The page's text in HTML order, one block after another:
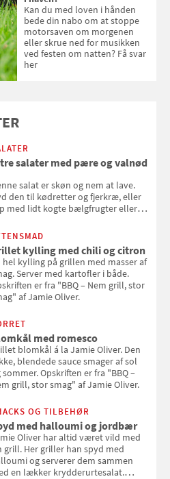
Kan du med loven i hånden
bede din nabo om at stoppe
motorsaven om morgenen
eller skrue ned for musikken
ved festen om natten? Få svar
her
salater med pære og valnød
salat er skøn og nem at lave.
den til kødretter og fjerkræ, eller
med lidt kogte bælgfrugter eller
måltid. Opskriften er fra
Lorangs kogebog "Salat".
kylling med chili og citron
hel kylling på grillen med masser af
Server med kartofler i både.
er fra "BBQ – Nem grill, stor
af Jamie Oliver.
med romesco
blomkål á la Jamie Oliver. Den
blendede sauce smager af sol
sommer. Opskriften er fra "BBQ –
grill, stor smag" af Jamie Oliver.
OG TILBEHØR
med halloumi og jordbær
Oliver har altid været vild med
grill. Her griller han spyd med
og serverer dem sammen
en lækker krydderurtesalat.